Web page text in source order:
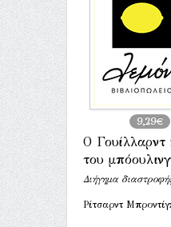
9,29€
Ο Γουίλλαρντ
του
Διήγημα
Ρίτσαρντ